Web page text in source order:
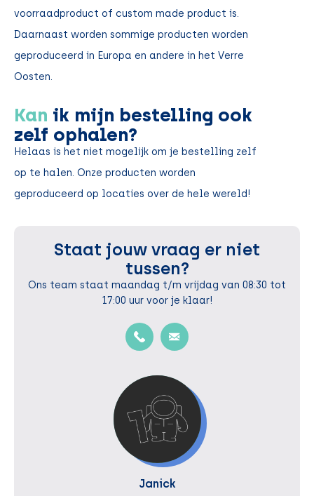
Janick
Staat jouw vraag er niet
tussen?
Ons team staat maandag t/m vrijdag van 08:30 tot
17:00 uur voor je klaar!
voorraadproduct of custom made product is.
Daarnaast worden sommige producten worden
geproduceerd in Europa en andere in het Verre
Oosten.
Kan ik mijn bestelling ook
zelf ophalen?
Helaas is het niet mogelijk om je bestelling zelf
op te halen. Onze producten worden
geproduceerd op locaties over de hele wereld!